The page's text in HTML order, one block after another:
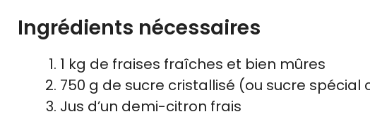
Ingrédients nécessaires
1 kg de fraises fraîches et bien mûres
750 g de sucre cristallisé (ou sucre spécial
Jus d’un demi-citron frais